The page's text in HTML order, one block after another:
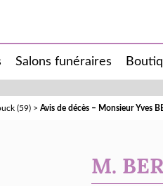
Salons funéraires
(59) > Avis de décès – Monsieur Yves
M.